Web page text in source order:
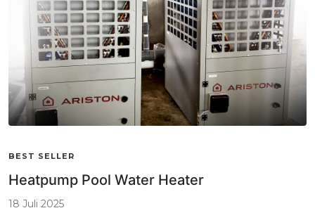
BEST SELLER
Heatpump Pool Water Heater
18 Juli 2025